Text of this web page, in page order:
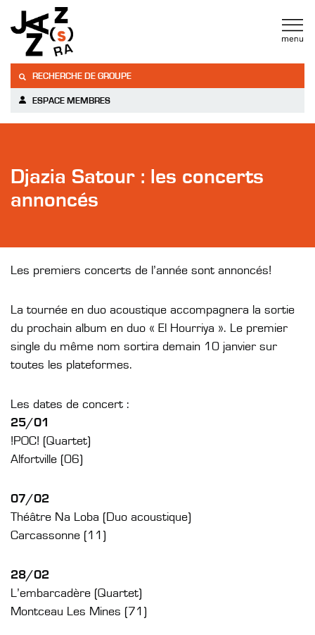
RECHERCHE DE GROUPE
ESPACE MEMBRES
Djazia Satour : les concerts
annoncés
Les premiers concerts de l’année sont annoncés!
La tournée en duo acoustique accompagnera la sortie
du prochain album en duo « El Hourriya ». Le premier
single du même nom sortira demain 10 janvier sur
toutes les plateformes.
Les dates de concert :
25/01
!POC! (Quartet)
Alfortville (06)
07/02
Théâtre Na Loba (Duo acoustique)
Carcassonne (11)
28/02
L’embarcadère (Quartet)
Montceau Les Mines (71)